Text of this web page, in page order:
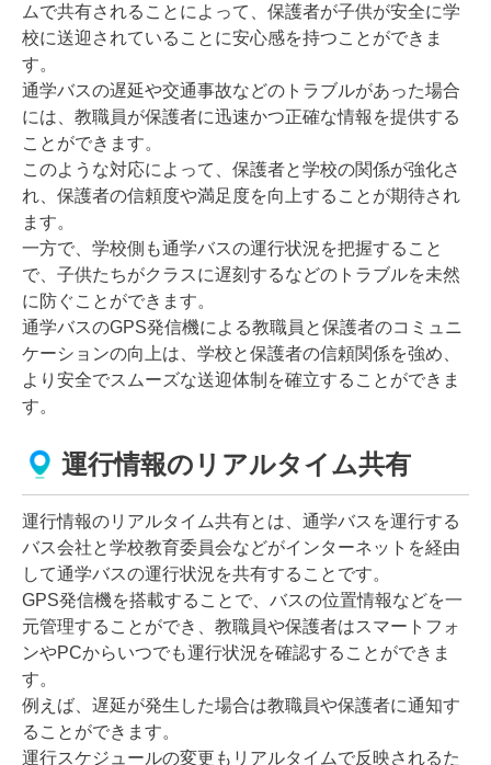
ムで共有されることによって、保護者が子供が安全に学
校に送迎されていることに安心感を持つことができま
す。
通学バスの遅延や交通事故などのトラブルがあった場合
には、教職員が保護者に迅速かつ正確な情報を提供する
ことができます。
このような対応によって、保護者と学校の関係が強化さ
れ、保護者の信頼度や満足度を向上することが期待され
ます。
一方で、学校側も通学バスの運行状況を把握すること
で、子供たちがクラスに遅刻するなどのトラブルを未然
に防ぐことができます。
通学バスのGPS発信機による教職員と保護者のコミュニ
ケーションの向上は、学校と保護者の信頼関係を強め、
より安全でスムーズな送迎体制を確立することができま
す。
運行情報のリアルタイム共有
運行情報のリアルタイム共有とは、通学バスを運行する
バス会社と学校教育委員会などがインターネットを経由
して通学バスの運行状況を共有することです。
GPS発信機を搭載することで、バスの位置情報などを一
元管理することができ、教職員や保護者はスマートフォ
ンやPCからいつでも運行状況を確認することができま
す。
例えば、遅延が発生した場合は教職員や保護者に通知す
ることができます。
運行スケジュールの変更もリアルタイムで反映されるた